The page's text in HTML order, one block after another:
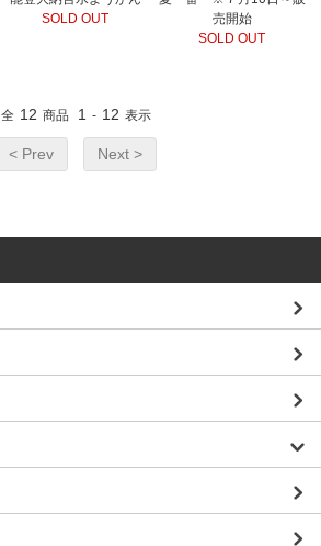
SOLD OUT
売開始
SOLD OUT
全 12 商品 1 - 12 表示
< Prev Next >